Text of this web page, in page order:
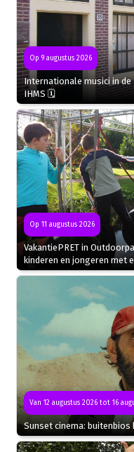
Op 9 augustus 2026
Internationale musici in
IHMS 🗓
Op 11 augustus 2026
VakantiePRET in
kinderen en jongeren met
Van 12 augustus 2026 tot 16
Sunset cinema: buitenbios